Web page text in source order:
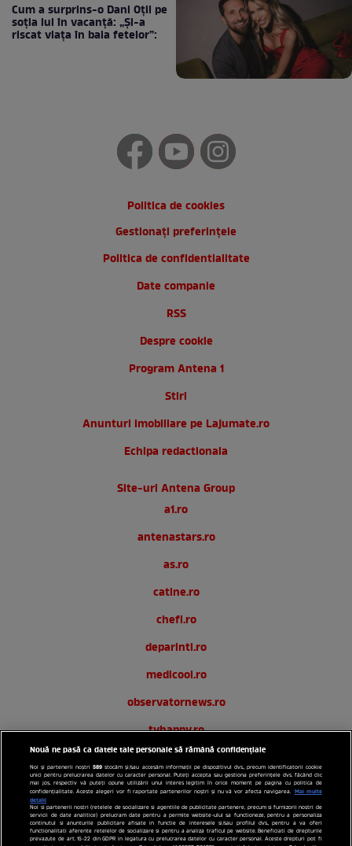
Cum a surprins-o Dani Oțil pe
soția lui în vacanță: „Și-a
riscat viața în baia fetelor”:
Politica de cookies
Gestionați preferințele
Politica de confidentialitate
Date companie
RSS
Despre cookie
Program Antena 1
Stiri
Anunturi imobiliare pe Lajumate.ro
Echipa redactionala
Site-uri Antena Group
a1.ro
antenastars.ro
as.ro
catine.ro
chefi.ro
deparinti.ro
medicool.ro
observatornews.ro
tvhappy.ro
useit.ro
zutv.ro
Trends AntenaPLAY
AntenaPLAY
Nouă ne pasă ca datele tale personale să rămână confidențiale
Noi și partenerii noștri589 stocăm și/sau accesăm informații pe dispozitivul dvs., precum identificatorii cookie
unici pentru prelucrarea datelor cu caracter personal. Puteți accepta sau gestiona preferințele dvs. făcând clic
mai jos, respectiv vă puteți opune utilizării unui interes legitim în orice moment pe pagina cu politica de
confidențialitate. Aceste alegeri vor fi raportate partenerilor noștri și nu vă vor afecta navigarea. Mai multe
detalii
Noi si partenerii nostri (retelele de socializare si agentiile de publicitate partenere, precum si furnizorii nostri de
servicii de date analitice) prelucram date pentru a permite website-ului sa functioneze, pentru a personaliza
continutul si anunturile publicitare afisate in functie de interesele si/sau profilul dvs., pentru a va oferi
functionalitati aferente retelelor de socializare si pentru a analiza traficul pe website. Beneficiati de drepturile
prevazute de art. 15-22 din GDPR in legatura cu prelucrarea datelor cu caracter personal. Aceste drepturi pot fi